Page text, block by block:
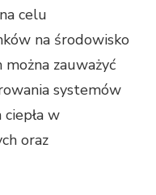
celu
na środowisko
zauważyć
systemów
w
oraz